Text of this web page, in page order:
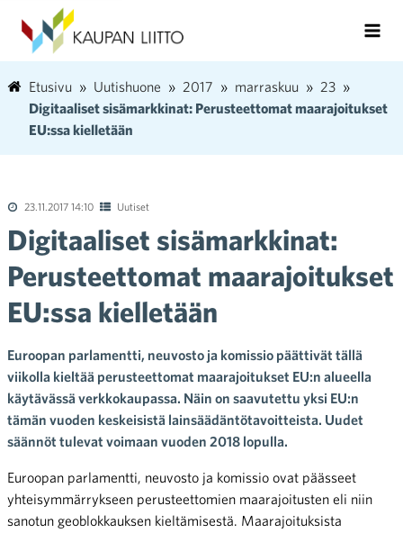
Etusivu Uutishuone 2017 marraskuu
23
Digitaaliset sisämarkkinat: Perusteettomat maarajoitukset
EU:ssa kielletään
23.11.2017 14:10 Uutiset
Digitaaliset sisämarkkinat:
Perusteettomat maarajoitukset
EU:ssa kielletään
Euroopan parlamentti, neuvosto ja komissio päättivät tällä
viikolla kieltää perusteettomat maarajoitukset EU:n alueella
käytävässä verkkokaupassa. Näin on saavutettu yksi EU:n
tämän vuoden keskeisistä lainsäädäntötavoitteista. Uudet
säännöt tulevat voimaan vuoden 2018 lopulla.
Euroopan parlamentti, neuvosto ja komissio ovat päässeet
yhteisymmärrykseen perusteettomien maarajoitusten eli niin
sanotun geoblokkauksen kieltämisestä. Maarajoituksista